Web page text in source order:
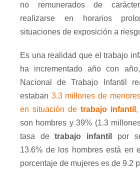
no remunerados de
realizarse en horarios
situaciones de exposición a
Es una realidad que el trabajo
ha incrementado año con
Nacional de Trabajo Infantil
estaban 3.3 millones de
en situación de trabajo infantil ,
son hombres y 39% (1.3
tasa detrabajo infantil
por
13.6% de los hombres está en
porcentaje de mujeres es de 9.2